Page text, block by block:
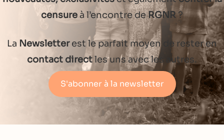
censureà l’encontre deRGNR?
La Newsletterest le parfait moyen de rester en
contact directles uns avec les autres.
S'abonner à la newsletter